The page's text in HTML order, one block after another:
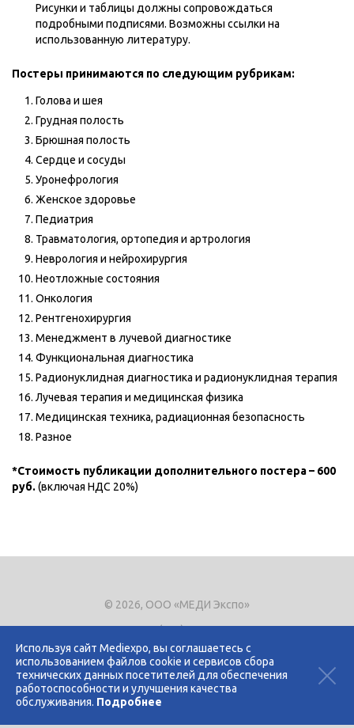
Используя сайт Mediexpo, вы соглашаетесь с
использованием файлов cookie и сервисов сбора
технических данных посетителей для обеспечения
работоспособности и улучшения качества
обслуживания. Подробнее
Рисунки и таблицы должны сопровождаться
подробными подписями. Возможны ссылки на
использованную литературу.
Постеры принимаются по следующим рубрикам:
Голова и шея
Грудная полость
Брюшная полость
Сердце и сосуды
Уронефрология
Женское здоровье
Педиатрия
Травматология, ортопедия и артрология
Неврология и нейрохирургия
Неотложные состояния
Онкология
Рентгенохирургия
Менеджмент в лучевой диагностике
Функциональная диагностика
Радионуклидная диагностика и радионуклидная терапия
Лучевая терапия и медицинская физика
Медицинская техника, радиационная безопасность
Разное
*Стоимость публикации дополнительного постера – 600
руб. (включая НДС 20%)
© 2026, ООО «МЕДИ Экспо»
Тел.+7 (495) 721-8866
E-mail:expo@mediexpo.ru
Контакты
Политика использования cookies
Политика конфиденциальности